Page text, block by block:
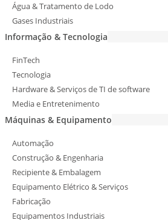
Água & Tratamento de Lodo
Gases Industriais
Informação & Tecnologia
FinTech
Tecnologia
Hardware & Serviços de TI de software
Media e Entretenimento
Máquinas & Equipamento
Automação
Construção & Engenharia
Recipiente & Embalagem
Equipamento Elétrico & Serviços
Fabricação
Equipamentos Industriais